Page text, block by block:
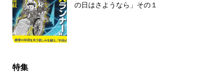
の日はさようなら」その１
特集